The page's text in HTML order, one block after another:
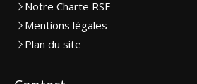
Notre Charte RSE
Mentions légales
Plan du site